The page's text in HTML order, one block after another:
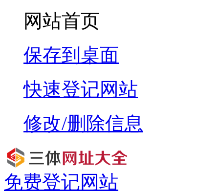
网站首页
保存到桌面
快速登记网站
修改/删除信息
免费登记网站